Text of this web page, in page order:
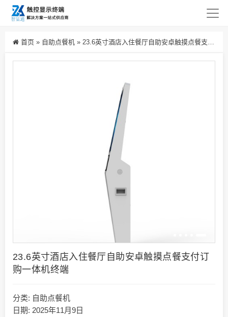
首页 » 自助点餐机 » 23.6英寸酒店入住餐厅自助安卓触摸点餐支付订购一体机终端
23.6英寸酒店入住餐厅自助安卓触摸点餐支付订
购一体机终端
分类: 自助点餐机
日期: 2025年11月9日